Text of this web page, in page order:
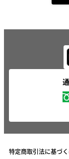
特定商取引法に基づ